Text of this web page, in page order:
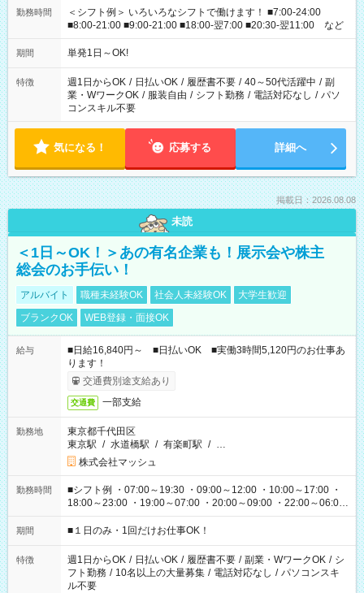
勤務時間
＜シフト例＞ いろいろなシフトで働けます！ ■7:00-24:00
■8:00-21:00 ■9:00-21:00 ■18:00-翌7:00 ■20:30-翌11:00 など
期間 単発1日～OK!
特徴 週1日からOK / 日払いOK / 履歴書不要 / 40～50代活躍中 / 副
業・WワークOK / 服装自由 / シフト勤務 / 電話対応なし / パソ
コンスキル不要
気になる！ 応募する 詳細へ
掲載日：2026.08.08
未読
＜1日～OK！＞あの有名企業も！展示会や株主
総会のお手伝い！
アルバイト 職種未経験OK 社会人未経験OK
大学生歓迎
ブランクOK
WEB登録・面接OK
給与
■日給16,840円～ ■日払いOK ■実働3時間5,120円のお仕事あ
ります！
交通費別途支給あり
交通費 一部支給
勤務地
東京都千代田区
東京駅 / 水道橋駅 / 有楽町駅 / …
株式会社マッシュ
勤務時間
■シフト例 ・07:00～19:30 ・09:00～12:00 ・10:00～17:00 ・
18:00～23:00 ・19:00～07:00 ・20:00～09:00 ・22:00～06:00
etc ★最短で3時間で5,120円のお仕事から 15時間で2万円近く稼
げるお仕事も！ ご希望のお時間に合わせてご紹介！ ※シフトは
ください！
期間 ■１日のみ・1回だけお仕事OK！
特徴 週1日からOK / 日払いOK / 履歴書不要 / 副業・WワークOK / シ
フト勤務 / 10名以上の大量募集 / 電話対応なし / パソコンスキ
ル不要